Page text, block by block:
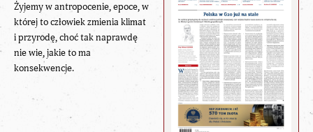
Żyjemy w antropocenie, epoce, w
której to człowiek zmienia klimat
i przyrodę, choć tak naprawdę
nie wie, jakie to ma
konsekwencje.